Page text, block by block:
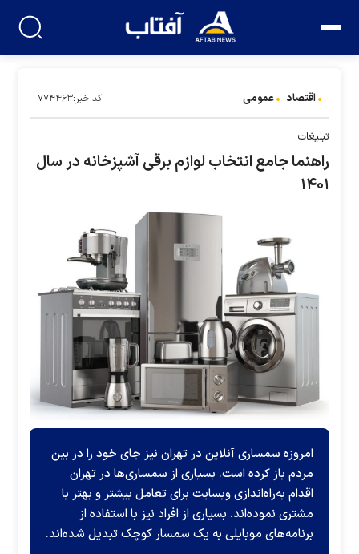
اقتصاد عمومی کد خبر:۷۷۴۴۶۳
تبلیغات
راهنما جامع انتخاب لوازم برقی آشپزخانه در سال
۱۴۰۱
امروزه سمساری آنلاین در تهران نیز جای خود را در بین
مردم باز کرده است. بسیاری از سمساری‌ها در تهران
اقدام به‌راه‌اندازی وبسایت برای تعامل بیشتر و بهتر با
مشتری نموده‌اند. بسیاری از افراد نیز با استفاده از
برنامه‌های موبایلی به یک سمسار کوچک تبدیل شده‌اند.